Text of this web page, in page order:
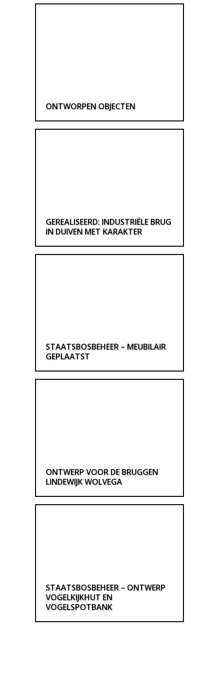
ONTWORPEN OBJECTEN
GEREALISEERD: INDUSTRIËLE BRUG
IN DUIVEN MET KARAKTER
STAATSBOSBEHEER – MEUBILAIR
GEPLAATST
ONTWERP VOOR DE BRUGGEN
LINDEWIJK WOLVEGA
STAATSBOSBEHEER – ONTWERP
VOGELKIJKHUT EN
VOGELSPOTBANK